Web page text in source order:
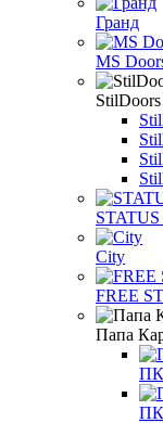
Гранд
MS
StilDoors
City
FREE
Папа
ПК